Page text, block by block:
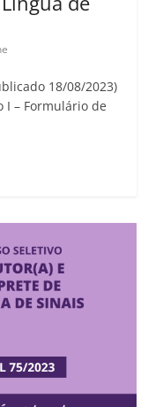
18/08/2023)
I – Formulário de